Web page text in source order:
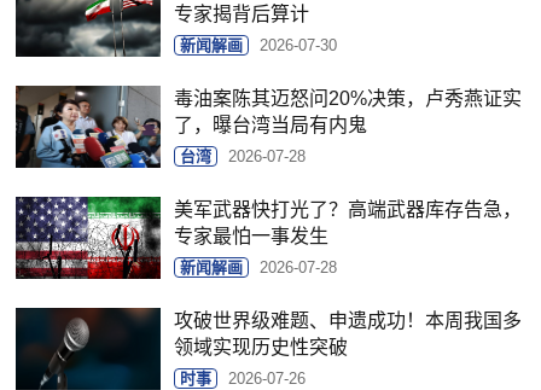
专家揭背后算计
新闻解画 2026-07-30
毒油案陈其迈怒问20%决策，卢秀燕证实
了，曝台湾当局有内鬼
台湾 2026-07-28
美军武器快打光了？高端武器库存告急，
专家最怕一事发生
新闻解画 2026-07-28
攻破世界级难题、申遗成功！本周我国多
领域实现历史性突破
时事 2026-07-26